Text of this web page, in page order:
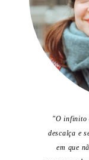
"O infinito
descalça e
em que